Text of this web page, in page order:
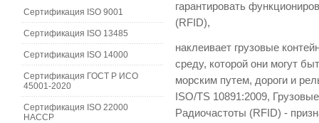
гарантировать
(RFID),
наклеивает грузовые
среду, которой они могут
морским путем, дороги и
ISO/TS 10891:2009,
Радиочастоты (RFID) -
Сертификация ISO 9001
Сертификация ISO 13485
Сертификация ISO 14000
Сертификация ГОСТ Р ИСО
45001-2020
Сертификация ISO 22000
HACCP